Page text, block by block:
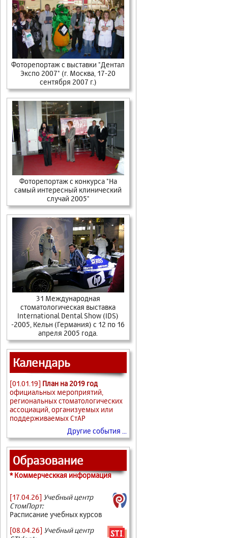
Фоторепортаж с выставки "Дентал
Экспо 2007" (г. Москва, 17-20
сентября 2007 г.)
Фоторепортаж с конкурса "На
самый интересный клинический
случай 2005"
31 Международная
стоматологическая выставка
International Dental Show (IDS)
-2005, Кельн (Германия) с 12 по 16
апреля 2005 года.
Календарь
[01.01.19] План на 2019 год
официальных мероприятий,
региональных стоматологических
ассоциаций, организуемых или
поддерживаемых СтАР
Другие события ...
Образование
* Коммерческкая информация
[17.04.26] Учебный центр
СтомПорт:
Расписание учебных курсов
[08.04.26] Учебный центр